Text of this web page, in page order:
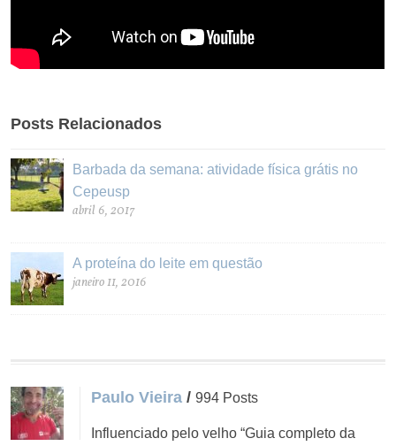
Posts Relacionados
Barbada da semana: atividade física grátis no
Cepeusp
abril 6, 2017
A proteína do leite em questão
janeiro 11, 2016
Paulo Vieira /994 Posts
Influenciado pelo velho “Guia completo da